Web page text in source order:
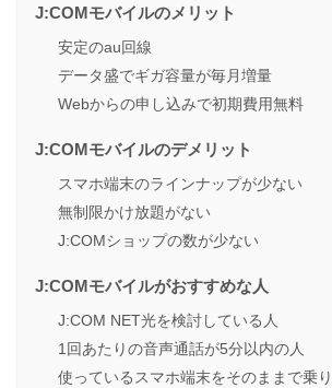
J:COMモバイルのメリット
安定のau回線
データ盛でギガ容量が毎月増量
Webからの申し込みで初期費用無料
J:COMモバイルのデメリット
スマホ端末のラインナップが少ない
無制限かけ放題がない
J:COMショップの数が少ない
J:COMモバイルがおすすめな人
J:COM NET光を検討している人
1回あたりの音声通話が5分以内の人
使っているスマホ端末をそのままで乗